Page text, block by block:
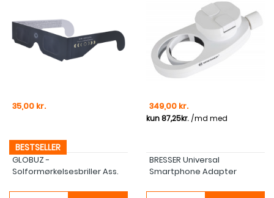
Pris
35,00 kr.
BESTSELLER
GLOBUZ -
Solformørkelsesbriller Ass.
Pris
349,00 kr.
BRESSER Universal
Smartphone Adapter